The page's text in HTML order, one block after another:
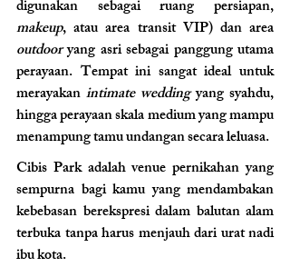
makeup
outdoor yang asri sebagai panggung utama
perayaan. Tempat ini sangat ideal untuk
merayakan intimate wedding yang syahdu,
hingga perayaan skala medium yang mampu
menampung tamu undangan secara leluasa.
Cibis Park adalah venue pernikahan yang
sempurna bagi kamu yang mendambakan
kebebasan berekspresi dalam balutan alam
terbuka tanpa harus menjauh dari urat nadi
ibu kota.